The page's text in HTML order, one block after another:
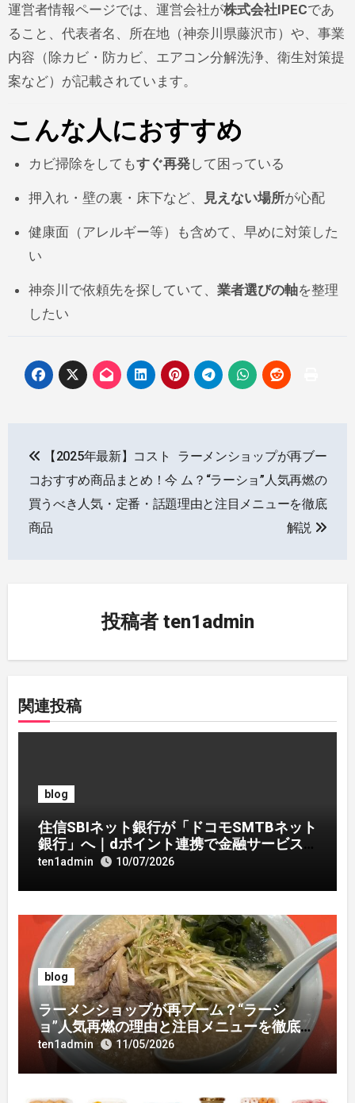
運営者情報ページでは、運営会社が株式会社IPECであ
ること、代表者名、所在地（神奈川県藤沢市）や、事業
内容（除カビ・防カビ、エアコン分解洗浄、衛生対策提
案など）が記載されています。
こんな人におすすめ
カビ掃除をしてもすぐ再発して困っている
押入れ・壁の裏・床下など、 見えない場所が心配
健康面（アレルギー等）も含めて、早めに対策した
い
神奈川で依頼先を探していて、 業者選びの軸を整理
したい
稿
ナ
ビ
ョ
ン
【2025年最新】コスト
コおすすめ商品まとめ！今
買うべき人気・定番・話題
商品
ラーメンショップが再ブー
ム？“ラーショ”人気再燃の
理由と注目メニューを徹底
解説
投稿者 ten1admin
関連投稿
blog
住信SBIネット銀行が「ドコモSMTBネット
銀行」へ｜dポイント連携で金融サービス
刷新
ten1admin 10/07/2026
blog
ラーメンショップが再ブーム？“ラーシ
ョ”人気再燃の理由と注目メニューを徹底解
説
ten1admin 11/05/2026